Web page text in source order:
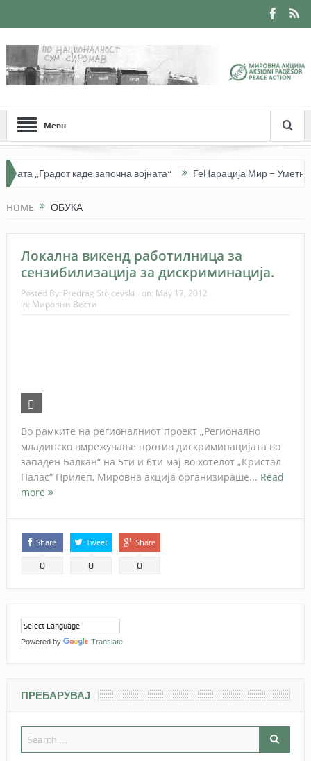
Menu
„Градот каде започна војната“ ГеНарација Мир –
HOME ОБУКА
Локална викенд работилница за
сензибилизација за дискриминација.
Posted By: Predrag Stojcevski on: May 17, 2012
In: Мировни Вести
Во рамките на регионалниот проект „Регионално
младинско вмрежување против дискриминацијата во
западен Балкан“ на 5ти и 6ти мај во хотелот „Кристал
Палас“ Прилеп, Мировна акција организираше... Read
more
Share
0
Tweet
0
Share
0
Powered by Translate
ПРЕБАРУВАЈ